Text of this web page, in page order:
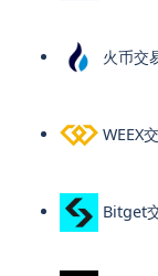
火币交
WEEX
Bitget